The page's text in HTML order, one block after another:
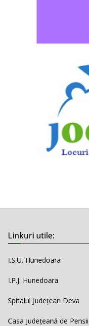
Linkuri utile:
I.S.U. Hunedoara
I.P.J. Hunedoara
Spitalul Județean Deva
Casa Județeană de Pensii